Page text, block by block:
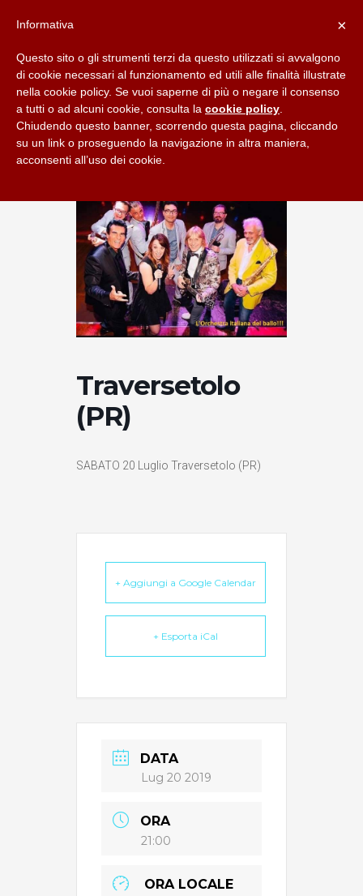
Traversetolo
(PR)
SABATO 20 Luglio Traversetolo (PR)
+ Aggiungi a Google Calendar
+ Esporta iCal
DATA
Lug 20 2019
ORA
21:00
ORA LOCALE
×
Informativa
Questo sito o gli strumenti terzi da questo utilizzati si avvalgono
di cookie necessari al funzionamento ed utili alle finalità illustrate
nella cookie policy. Se vuoi saperne di più o negare il consenso
a tutti o ad alcuni cookie, consulta la cookie policy
Chiudendo questo banner, scorrendo questa pagina, cliccando
su un link o proseguendo la navigazione in altra maniera,
acconsenti all’uso dei cookie.